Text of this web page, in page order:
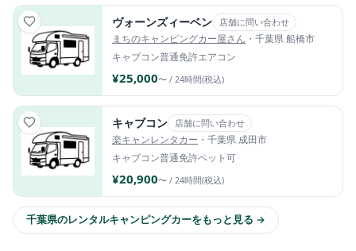
ヴォーンズィーベン 店舗に問い合わせ
まちのキャンピングカー屋さん ・千葉県 船橋市
キャブコン普通免許エアコン
¥25,000〜 / 24時間(税込)
キャブコン 店舗に問い合わせ
楽キャンレンタカー ・千葉県 成田市
キャブコン普通免許ペット可
¥20,900〜 / 24時間(税込)
千葉県のレンタルキャンピングカーをもっと見る →